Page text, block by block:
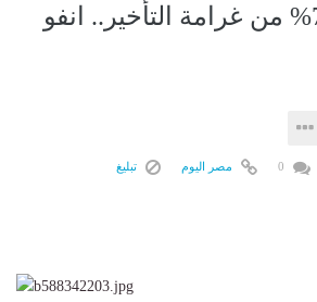
والشقق من 70% من غرامة التأخير.. انفو
مصر اليوم تبليغ
1/2